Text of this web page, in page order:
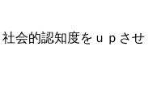
会的認知度をｕｐさせ